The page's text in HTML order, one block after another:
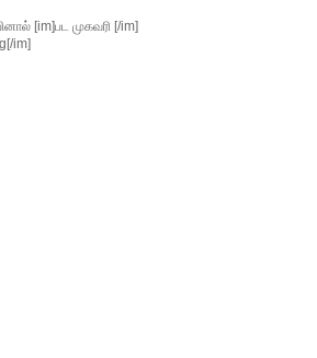
[im]பட முகவரி [/im]
im]